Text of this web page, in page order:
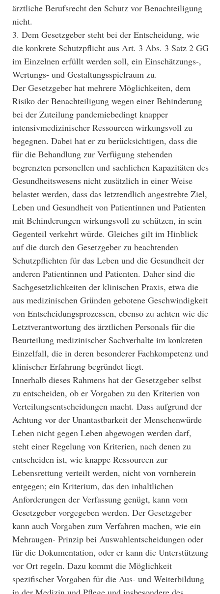
ärztliche Berufsrecht den Schutz vor Benachteiligung
nicht.
3. Dem Gesetzgeber steht bei der Entscheidung, wie
die konkrete Schutzpflicht aus Art. 3 Abs. 3 Satz 2 GG
im Einzelnen erfüllt werden soll, ein Einschätzungs-,
Wertungs- und Gestaltungsspielraum zu.
Der Gesetzgeber hat mehrere Möglichkeiten, dem
Risiko der Benachteiligung wegen einer Behinderung
bei der Zuteilung pandemiebedingt knapper
intensivmedizinischer Ressourcen wirkungsvoll zu
begegnen. Dabei hat er zu berücksichtigen, dass die
für die Behandlung zur Verfügung stehenden
begrenzten personellen und sachlichen Kapazitäten des
Gesundheitswesens nicht zusätzlich in einer Weise
belastet werden, dass das letztendlich angestrebte Ziel,
Leben und Gesundheit von Patientinnen und Patienten
mit Behinderungen wirkungsvoll zu schützen, in sein
Gegenteil verkehrt würde. Gleiches gilt im Hinblick
auf die durch den Gesetzgeber zu beachtenden
Schutzpflichten für das Leben und die Gesundheit der
anderen Patientinnen und Patienten. Daher sind die
Sachgesetzlichkeiten der klinischen Praxis, etwa die
aus medizinischen Gründen gebotene Geschwindigkeit
von Entscheidungsprozessen, ebenso zu achten wie die
Letztverantwortung des ärztlichen Personals für die
Beurteilung medizinischer Sachverhalte im konkreten
Einzelfall, die in deren besonderer Fachkompetenz und
klinischer Erfahrung begründet liegt.
Innerhalb dieses Rahmens hat der Gesetzgeber selbst
zu entscheiden, ob er Vorgaben zu den Kriterien von
Verteilungsentscheidungen macht. Dass aufgrund der
Achtung vor der Unantastbarkeit der Menschenwürde
Leben nicht gegen Leben abgewogen werden darf,
steht einer Regelung von Kriterien, nach denen zu
entscheiden ist, wie knappe Ressourcen zur
Lebensrettung verteilt werden, nicht von vornherein
entgegen; ein Kriterium, das den inhaltlichen
Anforderungen der Verfassung genügt, kann vom
Gesetzgeber vorgegeben werden. Der Gesetzgeber
kann auch Vorgaben zum Verfahren machen, wie ein
Mehraugen- Prinzip bei Auswahlentscheidungen oder
für die Dokumentation, oder er kann die Unterstützung
vor Ort regeln. Dazu kommt die Möglichkeit
spezifischer Vorgaben für die Aus- und Weiterbildung